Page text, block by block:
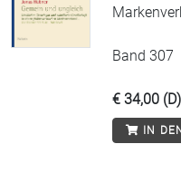
Band 307
€ 34,00
IN